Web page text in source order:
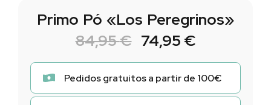
Primo Pó «Los Peregrinos»
84,95€ 74,95 €
Pedidos gratuitos a partir de 100€